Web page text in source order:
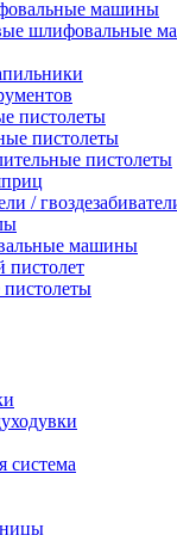
машины
шлифовальные
пистолеты
пистолеты
пистолеты
/
машины
пистолет
система